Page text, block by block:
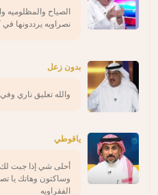
الصياح والمظلوميه
نصراويه يرددونها
بدون زعل
والله تعليق ناري
ياقوطي
أحلى شي إذا جبت
وساكتون وهاتك يا
الفقراويه